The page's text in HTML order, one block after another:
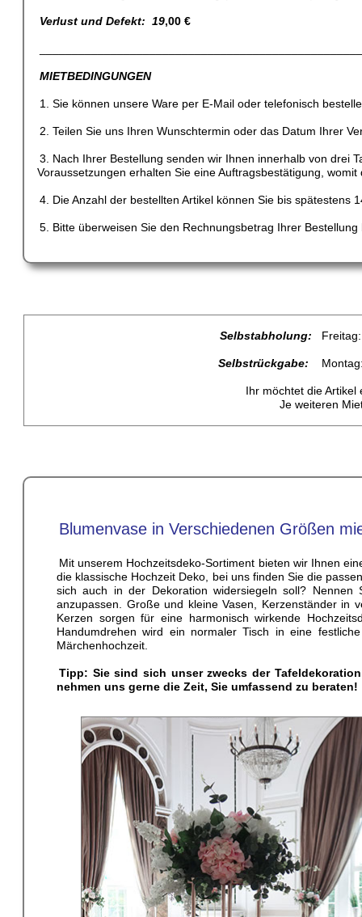
Verlust und Defekt: 19,00 €
MIETBEDINGUNGEN
1. Sie können unsere Ware per E-Mail oder telefonisch
2. Teilen Sie uns Ihren Wunschtermin oder das Datum Ihrer
3. Nach Ihrer Bestellung senden wir Ihnen innerhalb von
Voraussetzungen erhalten Sie eine Auftragsbestätigung,
4. Die Anzahl der bestellten Artikel können Sie bis spätestens
5. Bitte überweisen Sie den Rechnungsbetrag Ihrer
Selbstabholung: Freitag:
Selbstrückgabe:
Ihr möchtet die Artikel
Je weiteren
Blumenvase in Verschiedenen Größen
Mit unserem Hochzeitsdeko-Sortiment bieten wir Ihnen
die klassische Hochzeit Deko, bei uns finden Sie die
sich auch in der Dekoration widersiegeln soll?
anzupassen. Große und kleine Vasen, Kerzenständer
Kerzen sorgen für eine harmonisch wirkende
Handumdrehen wird ein normaler Tisch in eine
Märchenhochzeit.
Tipp: Sie sind sich unser zwecks der
nehmen uns gerne die Zeit, Sie umfassend zu beraten!